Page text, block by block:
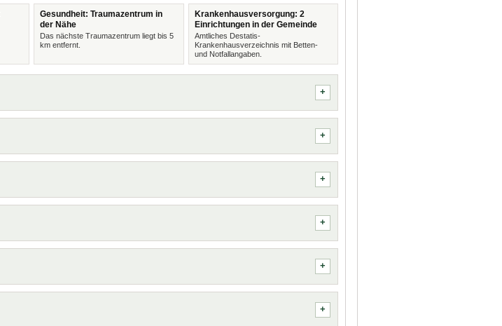
Gesundheit: Traumazentrum in
der Nähe
Das nächste Traumazentrum liegt bis 5
km entfernt.
Krankenhausversorgung: 2
Einrichtungen in der Gemeinde
Amtliches Destatis-
Krankenhausverzeichnis mit Betten-
und Notfallangaben.